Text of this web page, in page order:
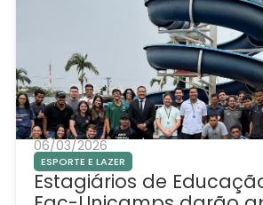
06/03/2026
ESPORTE E LAZER
Estagiários de